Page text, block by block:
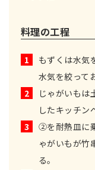
料理の工程
1
もずくは水気
水気を絞って
2
じゃがいもは
したキッチン
3
②を耐熱皿に
ゃがいもが竹
る。